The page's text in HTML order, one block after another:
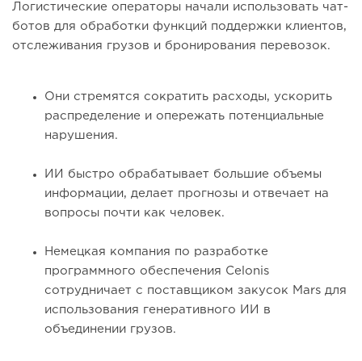
Логистические операторы начали использовать чат-
ботов для обработки функций поддержки клиентов,
отслеживания грузов и бронирования перевозок.
Они стремятся сократить расходы, ускорить
распределение и опережать потенциальные
нарушения.
ИИ быстро обрабатывает большие объемы
информации, делает прогнозы и отвечает на
вопросы почти как человек.
Немецкая компания по разработке
программного обеспечения Celonis
сотрудничает с поставщиком закусок Mars для
использования генеративного ИИ в
объединении грузов.